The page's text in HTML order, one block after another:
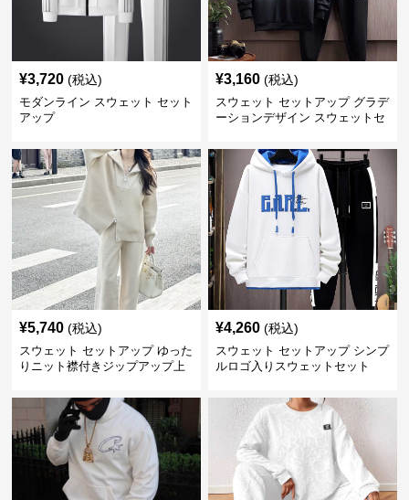
¥3,720 (税込)
モダンライン スウェット セット
アップ
¥3,160 (税込)
スウェット セットアップ グラデ
ーションデザイン スウェットセ
¥5,740 (税込)
スウェット セットアップ ゆった
りニット襟付きジップアップ上
¥4,260 (税込)
スウェット セットアップ シンプ
ルロゴ入りスウェットセット